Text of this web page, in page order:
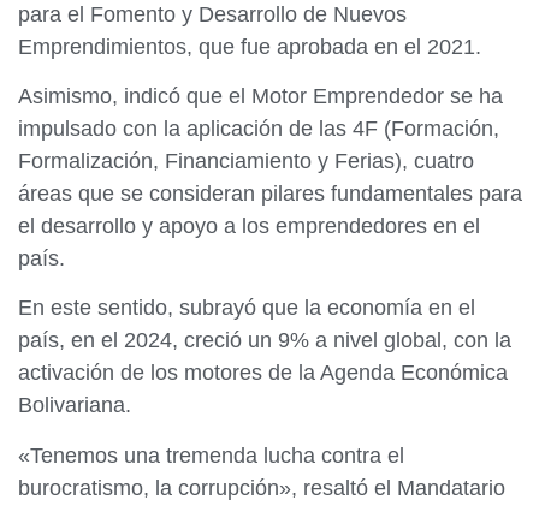
para el Fomento y Desarrollo de Nuevos
Emprendimientos, que fue aprobada en el 2021.
Asimismo, indicó que el Motor Emprendedor se ha
impulsado con la aplicación de las 4F (Formación,
Formalización, Financiamiento y Ferias), cuatro
áreas que se consideran pilares fundamentales para
el desarrollo y apoyo a los emprendedores en el
país.
En este sentido, subrayó que la economía en el
país, en el 2024, creció un 9% a nivel global, con la
activación de los motores de la Agenda Económica
Bolivariana.
«Tenemos una tremenda lucha contra el
burocratismo, la corrupción», resaltó el Mandatario